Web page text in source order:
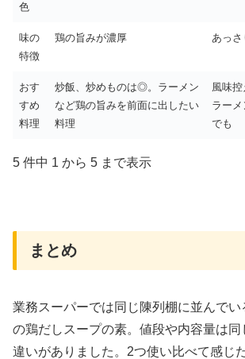
色
味の
特徴
鶏の旨みが濃厚 あっさ
おす
すめ
料理
炒飯、炒めものは◎。ラーメン
など鶏の旨みを前面に出したい
料理
風味控
ラー
でも
5 件中 1 から 5 まで表示
まとめ
業務スーパーでは同じ陳列棚に並んでい
の鶏だしスープの素。値段や内容量は
違いがありました。2つ使い比べて感じ